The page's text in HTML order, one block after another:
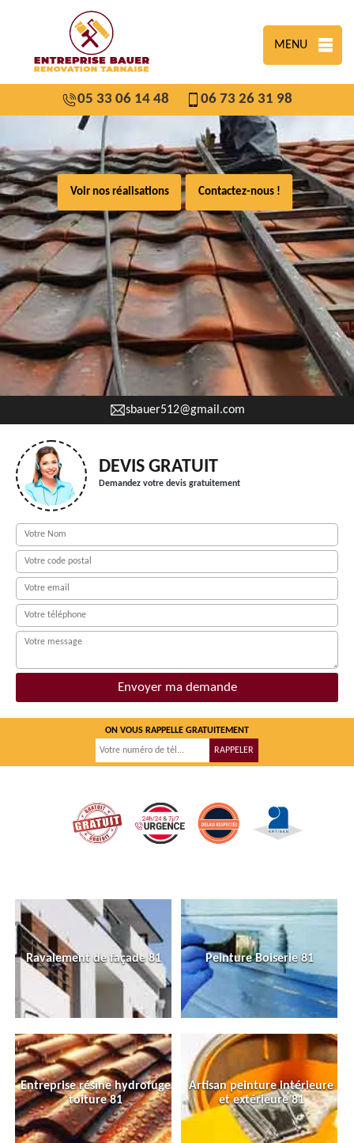
MENU
05 33 06 14 48 06 73 26 31 98
Voir nos réalisations Contactez-nous !
sbauer512@gmail.com
DEVIS GRATUIT
Demandez votre devis gratuitement
ON VOUS RAPPELLE GRATUITEMENT
Ravalement de façade 81 Peinture Boiserie 81
Entreprise résine hydrofuge
toiture 81
Artisan peinture intérieure
et extérieure 81